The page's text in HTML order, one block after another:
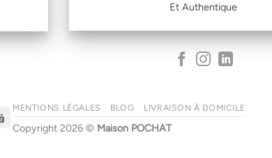
Et Authentique
Facture
MENTIONS LÉGALES BLOG LIVRAISON À DOMICILE
Copyright 2026 © Maison POCHAT